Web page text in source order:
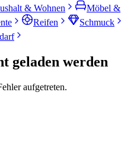
& Wohnen
Möbel &
Reifen
Schmuck
geladen werden
aufgetreten.